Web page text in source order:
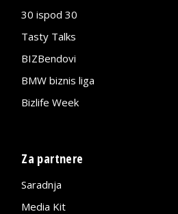
30 ispod 30
Tasty Talks
BIZBendovi
BMW biznis liga
Bizlife Week
Za partnere
Saradnja
Media Kit